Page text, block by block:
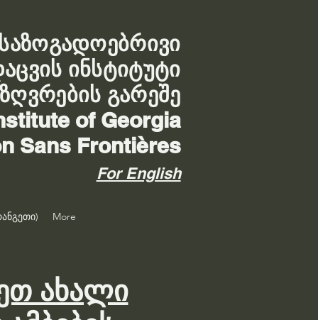
ინსტიტუტი
გარეშე
of Georgia
Sans Frontières
For English
More
ახალი